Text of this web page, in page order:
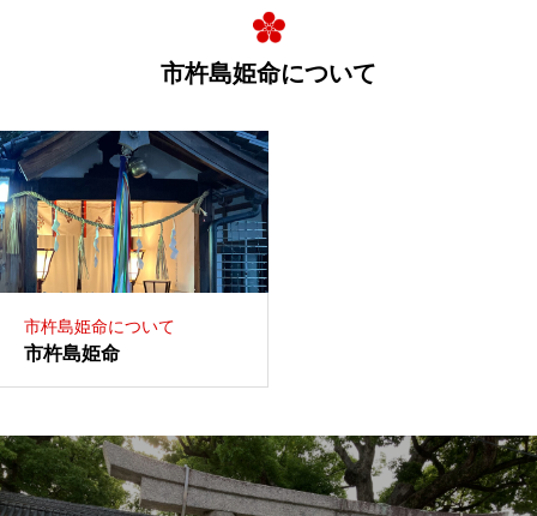
市杵島姫命について
市杵島姫命について
市杵島姫命